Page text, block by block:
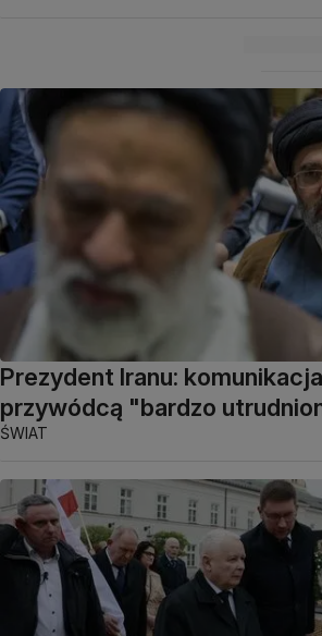
Prezydent Iranu:
przywódcą "bardzo
ŚWIAT